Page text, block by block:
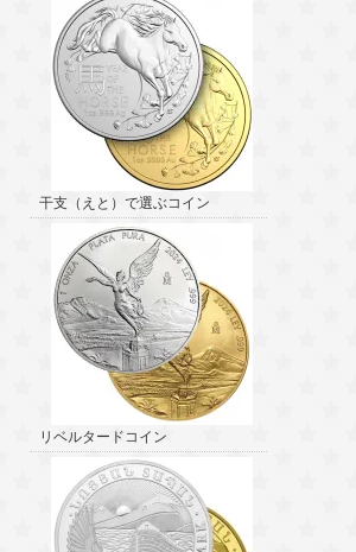
干支（えと）で選ぶコイン
リベルタードコイン